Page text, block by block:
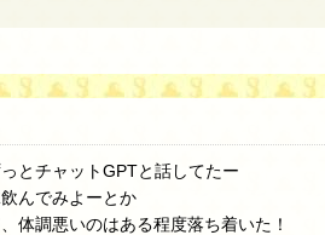
とチャットGPTと話してたー
んでみよーとか
体調悪いのはある程度落ち着いた！